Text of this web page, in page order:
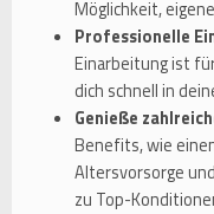
Möglichkeit,
Professionelle
Einarbeitung ist
dich schnell in
Genieße
Benefits, wie
Altersvorsorge
zu Top-